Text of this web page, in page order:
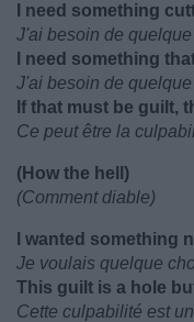
I need something
J'ai besoin de
I need something
J'ai besoin de
If that must be guilt,
Ce peut être la
(How the hell)
(Comment diable)
I wanted something
Je voulais quelque
This guilt is a hole
Cette culpabilité est